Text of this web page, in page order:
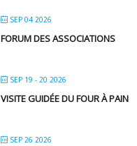
SEP 04 2026
FORUM DES ASSOCIATIONS
SEP 19 - 20 2026
VISITE GUIDÉE DU FOUR À PAIN
SEP 26 2026